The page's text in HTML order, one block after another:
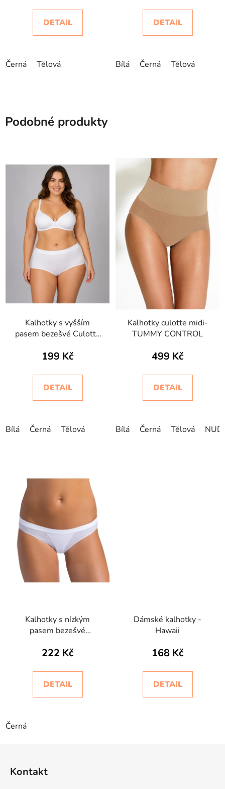
DETAIL
Černá Tělová
DETAIL
Bílá Černá Tělová
Podobné produkty
Kalhotky s vyšším
pasem bezešvé Culotte
199 Kč
DETAIL
Bílá Černá Tělová
Kalhotky culotte midi-
TUMMY CONTROL
499 Kč
DETAIL
Bílá Černá Tělová
Kalhotky s nízkým
pasem bezešvé
Intimidea
222 Kč
DETAIL
Černá
Dámské kalhotky -
Hawaii
168 Kč
DETAIL
Kontakt